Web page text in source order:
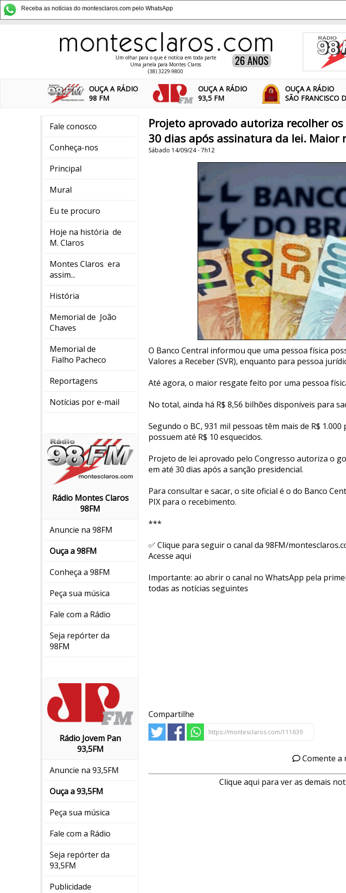
Receba as notícias do montesclaros.com pelo WhatsApp
Um olhar para o que é notícia em toda parte
Uma janela para Montes Claros
(38) 3229-9800
OUÇA A RÁDIO
98 FM
OUÇA A RÁDIO
93,5 FM
OUÇA A RÁDIO
SÃO FRANCISCO
Fale conosco
Conheça-nos
Principal
Mural
Eu te procuro
Hoje na história de
M. Claros
Montes Claros era
assim...
História
Memorial de João
Chaves
Memorial de
Fialho Pacheco
Reportagens
Notícias por e-mail
Rádio Montes Claros
98FM
Anuncie na 98FM
Ouça a 98FM
Conheça a 98FM
Peça sua música
Fale com a Rádio
Seja repórter da
98FM
Rádio Jovem Pan
93,5FM
Anuncie na 93,5FM
Ouça a 93,5FM
Peça sua música
Fale com a Rádio
Seja repórter da
93,5FM
Publicidade
Projeto aprovado autoriza recolher
30 dias após assinatura da lei. Maior
Sábado 14/09/24 - 7h12
O Banco Central informou que uma pessoa física
Valores a Receber (SVR), enquanto para pessoa
Até agora, o maior resgate feito por uma pessoa
No total, ainda há R$ 8,56 bilhões disponíveis para
Segundo o BC, 931 mil pessoas têm mais de R$
possuem até R$ 10 esquecidos.
Projeto de lei aprovado pelo Congresso autoriza o
em até 30 dias após a sanção presidencial.
Para consultar e sacar, o site oficial é o do Banco
PIX para o recebimento.
***
✅ Clique para seguir o canal da 98FM/
Acesse aqui
Importante: ao abrir o canal no WhatsApp pela
todas as notícias seguintes
Compartilhe
Comente a
Clique aqui para ver as demais